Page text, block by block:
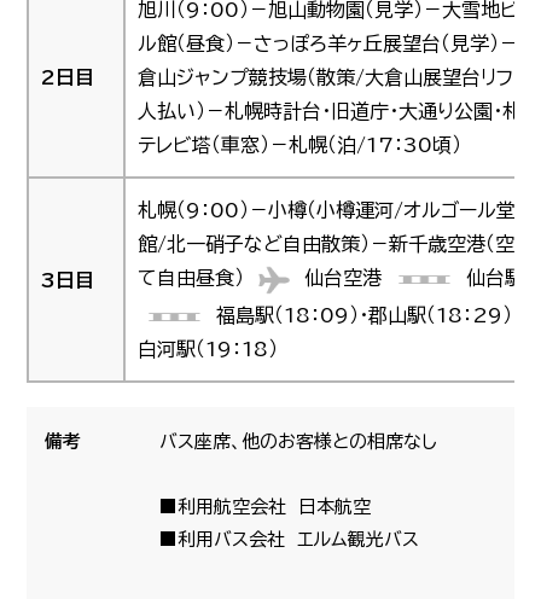
2日目
旭川（9：00）－旭山動物園（見学）－大雪地ビー
ル館（昼食）－さっぽろ羊ヶ丘展望台（見学）－大
倉山ジャンプ競技場（散策/大倉山展望台リフト
人払い）－札幌時計台・旧道庁・大通り公園・札幌
テレビ塔（車窓）－札幌（泊/17：30頃）
3日目
札幌（9：00）－小樽（小樽運河/オルゴール堂本
館/北一硝子など自由散策）－新千歳空港（空港
て自由昼食）
仙台空港
仙台駅
福島駅（18：09）・郡山駅（18：29）・新
白河駅（19：18）
備考 バス座席、他のお客様との相席なし
■利用航空会社 日本航空
■利用バス会社 エルム観光バス